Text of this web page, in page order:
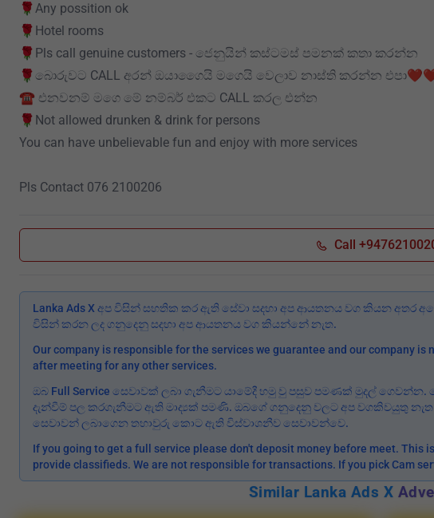
🌹Any possition ok
🌹Hotel rooms
🌹Pls call genuine customers - ජෙනුයින් කස්ටමස් පමනක් කතා කරන්න
🌹බොරුවට CALL අරන් ඔයාගෛයි මගෙයි වෙලාව නාස්ති කරන්න
☎ එනවනම් මගෙ මේ නම්බර් එකට CALL කරල එන්න
🌹Not allowed drunken & drink for persons
You can have unbelievable fun and enjoy with more services
Pls Contact 076 2100206
Call
Lanka Ads X අප විසින් සහතික කර ඇති සේවා සදහා අප ආයතනය වග කියන අතර
විසින් කරන ලද ගනුදෙනු සදහා අප ආයතනය වග කියන්නේ නැත.
Our company is responsible for the services we guarantee and our company
after meeting for any other services.
ඔබ Full Service සෙවාවක් ලබා ගැනීමට යාමේදී හමු වු පසුව පමණක් මුදල්
දැන්වීම් පල කරගැනීමට ඇති මාද්‍යක් පමණි. ඔබගේ ගනුදෙනු වලට අප වගකිවයුතු
සෙවාවන් ලබාගෙන තහාවුරු කොට ඇති විස්වාශනීව සෙවාවන්වෙ.
If you going to get a full service please don't deposit money before meet. This
provide classifieds. We are not responsible for transactions. If you pick Cam
Similar Lanka Ads X